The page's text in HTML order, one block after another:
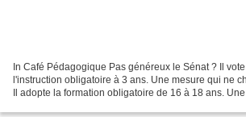
In Café Pédagogique Pas généreux le Sénat ? Il
l'instruction obligatoire à 3 ans. Une mesure qui ne
Il adopte la formation obligatoire de 16 à 18 ans.